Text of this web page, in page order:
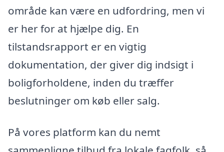
område kan være en udfordring, men vi
er her for at hjælpe dig. En
tilstandsrapport er en vigtig
dokumentation, der giver dig indsigt i
boligforholdene, inden du træffer
beslutninger om køb eller salg.
På vores platform kan du nemt